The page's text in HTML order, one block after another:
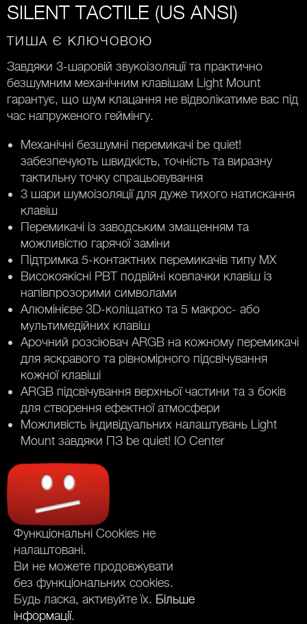
SILENT TACTILE (US ANSI)
ТИША Є КЛЮЧОВОЮ
Завдяки 3-шаровій звукоізоляції та практично
безшумним механічним клавішам Light Mount
гарантує, що шум клацання не відволікатиме вас під
час напруженого геймінгу.
Механічні безшумні перемикачі be quiet!
забезпечують швидкість, точність та виразну
тактильну точку спрацьовування
3 шари шумоізоляції для дуже тихого натискання
клавіш
Перемикачі із заводським змащенням та
можливістю гарячої заміни
Підтримка 5-контактних перемикачів типу MX
Високоякісні PBT подвійні ковпачки клавіш із
напівпрозорими символами
Алюмінієве 3D-коліщатко та 5 макрос- або
мультимедійних клавіш
Арочний розсіювач ARGB на кожному перемикачі
для яскравого та рівномірного підсвічування
кожної клавіші
ARGB підсвічування верхньої частини та з боків
для створення ефектної атмосфери
Можливість індивідуальних налаштувань Light
Mount завдяки ПЗ be quiet! IO Center
Функціональні Cookies не
налаштовані.
Ви не можете продовжувати
без функціональних cookies.
Будь ласка, активуйте їх. Більше
інформації.